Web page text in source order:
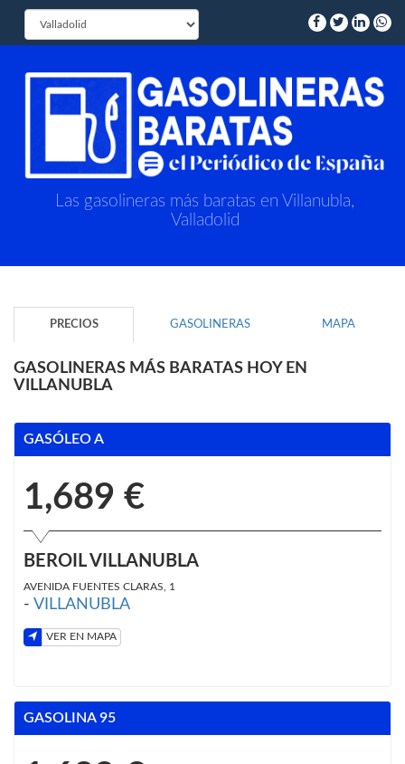
Las gasolineras más baratas en Villanubla,
Valladolid
PRECIOS GASOLINERAS MAPA
GASOLINERAS MÁS BARATAS HOY EN
VILLANUBLA
GASÓLEO A
1,689 €
BEROIL VILLANUBLA
AVENIDA FUENTES CLARAS, 1
- VILLANUBLA
VER EN MAPA
GASOLINA 95